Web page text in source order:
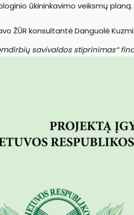
ūkininkavimo veiksmų planą.
ŽŪR konsultantė Danguolė
savivaldos stiprinimas“